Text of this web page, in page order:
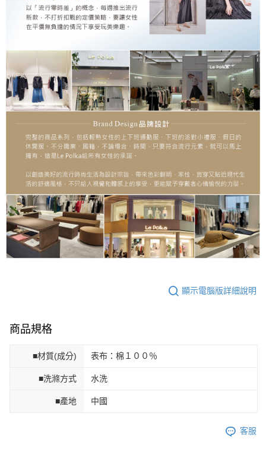
顯示電腦版詳細說明
商品規格
■材質(成分) 表布：棉１００％
■洗滌方式 水洗
■產地 中國
客服